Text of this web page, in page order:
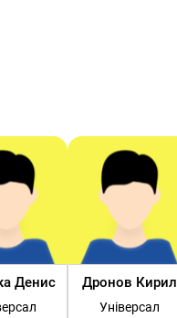
Денис Дронов Кирил
Універсал